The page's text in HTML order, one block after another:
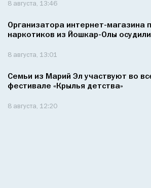
8 августа, 13:46
Организатора интернет-магазина
наркотиков из Йошкар-Олы
8 августа, 13:01
Семьи из Марий Эл участвуют во
фестивале «Крылья детства»
8 августа, 12:20